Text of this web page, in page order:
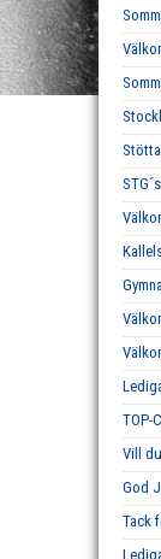
Stötta
TOP-
Vill
God
Tack